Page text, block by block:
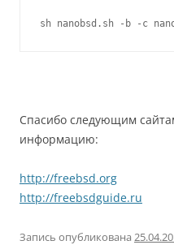
sh nanobsd.sh -b -c
Спасибо следующим
информацию:
http://freebsd.org
http://freebsdguide.ru
Запись опубликована